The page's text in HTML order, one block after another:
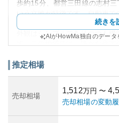
歩約15分、都営三田線の志村
いう立地が特徴です。自動車
公共交通機関の利用も可能で、
外観はシンプルでありつつも機
の中での生活を楽しむことがで
ます。また、この地域は長期的
エリアであるため、資産価値は
し、所有リスクとしては、地
続きを
AIがHowMa独自のデータ
推定相場
売却相場
1,512万円 〜
売却相場の変動